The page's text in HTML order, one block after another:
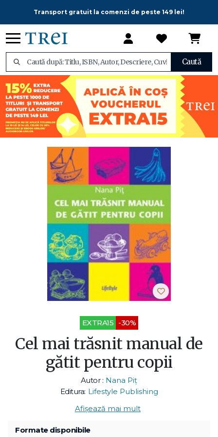
Transport gratuit la comenzi de peste 149 lei!
Caută
EXTRA15 -30%
Cel mai trăsnit manual de
gătit pentru copii
Autor : Nana Piț
Editura: Lifestyle Publishing
Afișează mai mult
Formate disponibile